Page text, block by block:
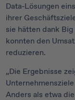
Data-Lösungen
ihrer
sie hätten dank
konnten den
reduzieren.
„Die Ergebnisse
Anders als etwa